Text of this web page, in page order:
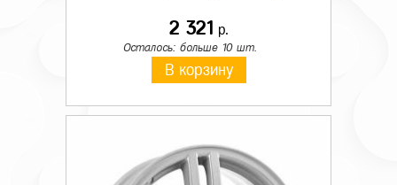
2 321 р.
Осталось: больше 10 шт.
В корзину